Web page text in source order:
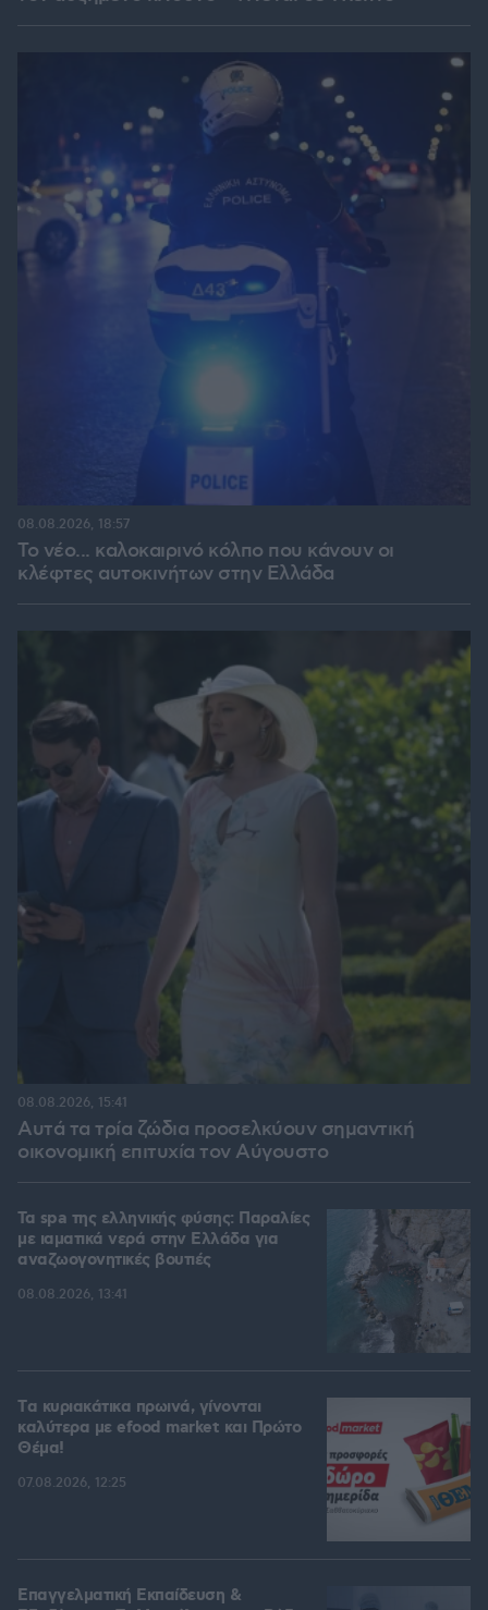
Το νέο... καλοκαιρινό κόλπο που κάνουν οι
κλέφτες αυτοκινήτων στην Ελλάδα
08.08.2026, 18:57
Αυτά τα τρία ζώδια προσελκύουν σημαντική
οικονομική επιτυχία τον Αύγουστο
08.08.2026, 15:41
Τα spa της ελληνικής φύσης: Παραλίες
με ιαματικά νερά στην Ελλάδα για
αναζωογονητικές βουτιές
08.08.2026, 13:41
Tα κυριακάτικα πρωινά, γίνονται
καλύτερα με efood market και Πρώτο
Θέμα!
07.08.2026, 12:25
Επαγγελματική Εκπαίδευση &